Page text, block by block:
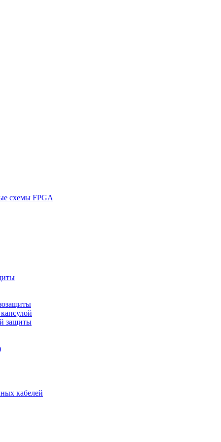
схемы FPGA
защиты
кабелей